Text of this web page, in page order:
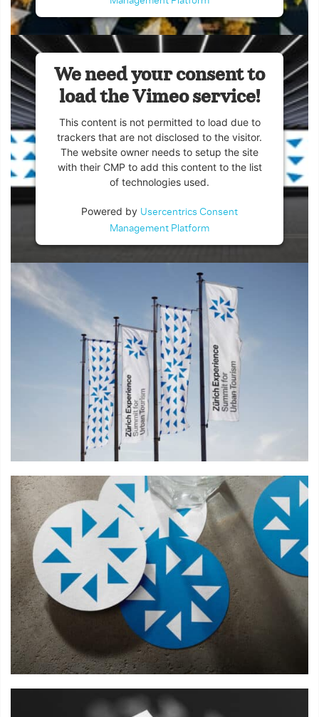
We need your consent to
load the Vimeo service!
This content is not permitted to load due to
trackers that are not disclosed to the visitor.
The website owner needs to setup the site
with their CMP to add this content to the list
of technologies used.
Powered by Usercentrics Consent
Management Platform